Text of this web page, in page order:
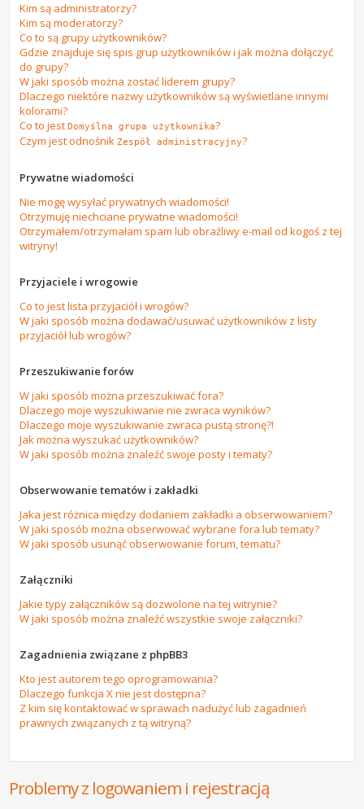
Kim są administratorzy?
Kim są moderatorzy?
Co to są grupy użytkowników?
Gdzie znajduje się spis grup użytkowników i jak można dołączyć
do grupy?
W jaki sposób można zostać liderem grupy?
Dlaczego niektóre nazwy użytkowników są wyświetlane innymi
kolorami?
Co to jestDomyślna grupa użytkownika?
Czym jest odnośnikZespół administracyjny?
Prywatne wiadomości
Nie mogę wysyłać prywatnych wiadomości!
Otrzymuję niechciane prywatne wiadomości!
Otrzymałem/otrzymałam spam lub obraźliwy e-mail od kogoś z tej
witryny!
Przyjaciele i wrogowie
Co to jest lista przyjaciół i wrogów?
W jaki sposób można dodawać/usuwać użytkowników z listy
przyjaciół lub wrogów?
Przeszukiwanie forów
W jaki sposób można przeszukiwać fora?
Dlaczego moje wyszukiwanie nie zwraca wyników?
Dlaczego moje wyszukiwanie zwraca pustą stronę?!
Jak można wyszukać użytkowników?
W jaki sposób można znaleźć swoje posty i tematy?
Obserwowanie tematów i zakładki
Jaka jest różnica między dodaniem zakładki a obserwowaniem?
W jaki sposób można obserwować wybrane fora lub tematy?
W jaki sposób usunąć obserwowanie forum, tematu?
Załączniki
Jakie typy załączników są dozwolone na tej witrynie?
W jaki sposób można znaleźć wszystkie swoje załączniki?
Zagadnienia związane z phpBB3
Kto jest autorem tego oprogramowania?
Dlaczego funkcja X nie jest dostępna?
Z kim się kontaktować w sprawach nadużyć lub zagadnień
prawnych związanych z tą witryną?
Problemy z logowaniem i rejestracją